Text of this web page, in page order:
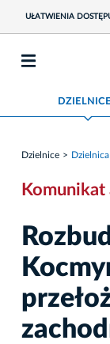
UŁATWIENIA
DZIELNICE
Dzielnice